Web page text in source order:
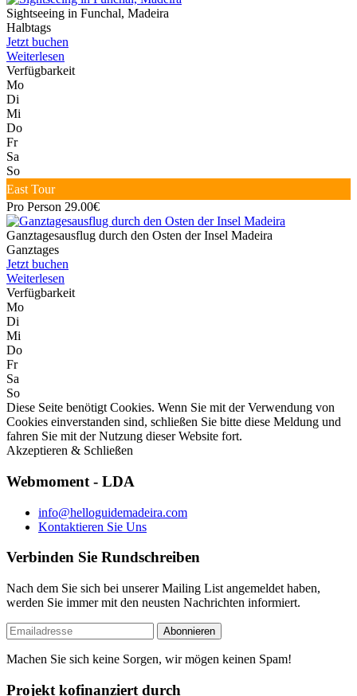
Sightseeing in Funchal, Madeira
Halbtags
Jetzt buchen
Weiterlesen
Verfügbarkeit
Mo
Di
Mi
Do
Fr
Sa
So
East Tour
Pro Person 29.00€
Ganztagesausflug durch den Osten der Insel Madeira
Ganztages
Jetzt buchen
Weiterlesen
Verfügbarkeit
Mo
Di
Mi
Do
Fr
Sa
So
Diese Seite benötigt Cookies. Wenn Sie mit der Verwendung von
Cookies einverstanden sind, schließen Sie bitte diese Meldung und
fahren Sie mit der Nutzung dieser Website fort.
Akzeptieren & Schließen
Webmoment - LDA
info@helloguidemadeira.com
Kontaktieren Sie Uns
Verbinden Sie Rundschreiben
Nach dem Sie sich bei unserer Mailing List angemeldet haben,
werden Sie immer mit den neusten Nachrichten informiert.
Machen Sie sich keine Sorgen, wir mögen keinen Spam!
Projekt kofinanziert durch